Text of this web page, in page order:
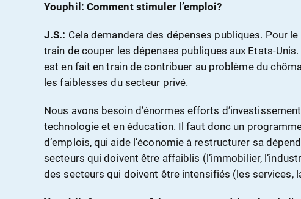
Youphil: Comment stimuler l’emploi?
J.S.: Cela demandera des dépenses publiques. Pour
train de couper les dépenses publiques aux Etats-
est en fait en train de contribuer au problème du
les faiblesses du secteur privé.
Nous avons besoin d’énormes efforts
technologie et en éducation. Il faut donc un
d’emplois, qui aide l’économie à restructurer sa
secteurs qui doivent être affaiblis (l’immobilier,
des secteurs qui doivent être intensifiés (les services,